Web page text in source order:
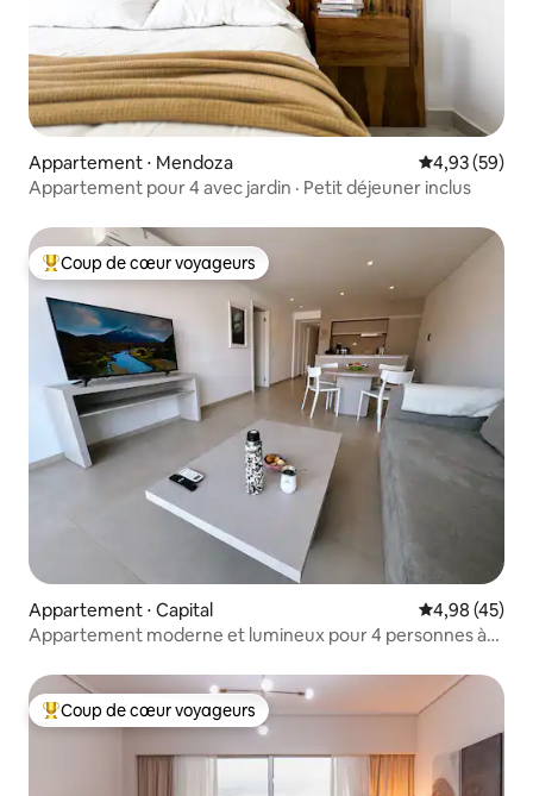
Appartement ⋅ Mendoza Évaluation
4,93 (59)
Appartement pour 4 avec jardin · Petit déjeuner inclus
Coups de cœur voyageurs les plus appréciés
Coup de cœur voyageurs
Appartement ⋅ Capital Évaluation
4,98 (45)
Appartement moderne et lumineux pour 4 personnes à
Coups de cœur voyageurs les plus appréciés
Coup de cœur voyageurs